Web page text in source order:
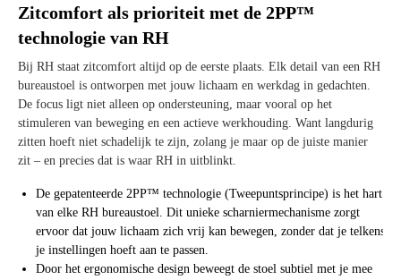
Zitcomfort als prioriteit met de 2PP™
technologie van RH
Bij RH staat zitcomfort altijd op de eerste plaats. Elk detail van een RH
bureaustoel is ontworpen met jouw lichaam en werkdag in gedachten.
De focus ligt niet alleen op ondersteuning, maar vooral op het
stimuleren van beweging en een actieve werkhouding. Want langdurig
zitten hoeft niet schadelijk te zijn, zolang je maar op de juiste manier
zit – en precies dat is waar RH in uitblinkt.
De gepatenteerde 2PP™ technologie (Tweepuntsprincipe) is het hart
van elke RH bureaustoel. Dit unieke scharniermechanisme zorgt
ervoor dat jouw lichaam zich vrij kan bewegen, zonder dat je telkens
je instellingen hoeft aan te passen.
Door het ergonomische design beweegt de stoel subtiel met je mee